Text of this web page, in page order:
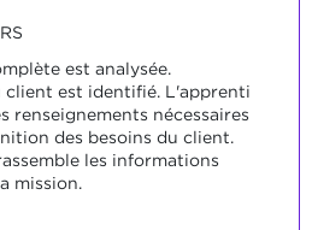
est analysée.
client est identifié. L'apprenti
renseignements nécessaires
des besoins du client.
les informations
mission.